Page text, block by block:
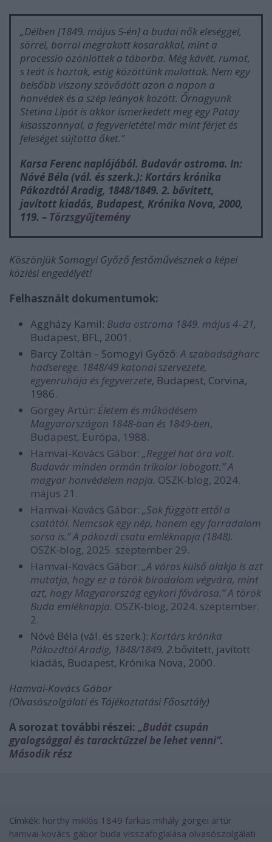
„Délben [1849. május 5-én] a budai nők eleséggel,
sörrel, borral megrakott kosarakkal, mint a
processio özönlöttek a táborba. Még kávét, rumot,
s teát is hoztak, estig közöttünk mulattak. Nem egy
belsőbb viszony szövődött azon a napon a
honvédek és a szép leányok között. Őrnagyunk
Stetina Lipót is akkor ismerkedett meg egy Patay
kisasszonnyal, a fegyverletétel már mint férjet és
feleséget sújtotta őket.”
Karsa Ferenc naplójából. Budavár ostroma. In:
Nóvé Béla (vál. és szerk.):Kortárs krónika
Pákozdtól Aradig, 1848/1849. 2. bővített,
javított kiadás, Budapest, Krónika Nova, 2000,
119. – Törzsgyűjtemény
Köszönjük Somogyi Győző festőművésznek a képei
közlési engedélyét!
Felhasznált dokumentumok:
Aggházy Kamil: Buda ostroma 1849. május 4–21,
Budapest, BFL, 2001.
Barcy Zoltán – Somogyi Győző:A szabadságharc
hadserege. 1848/49 katonai szervezete,
egyenruhája és fegyverzete, Budapest, Corvina,
1986.
Görgey Artúr: Életem és működésem
Magyarországon 1848-ban és 1849-ben,
Budapest, Európa, 1988.
Hamvai-Kovács Gábor: „Reggel hat óra volt.
Budavár minden ormán trikolor lobogott.” A
magyar honvédelem napja. OSZK-blog, 2024.
május 21.
Hamvai-Kovács Gábor: „Sok függött ettől a
csatától. Nemcsak egy nép, hanem egy forradalom
sorsa is.” A pákozdi csata emléknapja (1848).
OSZK-blog, 2025. szeptember 29.
Hamvai-Kovács Gábor: „A város külső alakja is azt
mutatja, hogy ez a török birodalom végvára, mint
azt, hogy Magyarország egykori fővárosa.” A török
Buda emléknapja. OSZK-blog, 2024. szeptember.
2.
Nóvé Béla (vál. és szerk.): Kortárs krónika
Pákozdtól Aradig, 1848/1849. 2.bővített, javított
kiadás, Budapest, Krónika Nova, 2000.
Hamvai-Kovács Gábor
(Olvasószolgálati és Tájékoztatási Főosztály)
A sorozat további részei: „Budát csupán
gyalogsággal és taracktűzzel be lehet venni”.
Második rész
Címkék: horthy miklós 1849 farkas mihály görgei artúr
hamvai-kovács gábor buda visszafoglalása olvasószolgálati